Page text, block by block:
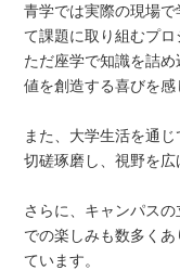
青学では実際の現場
て課題に取り組むプロ
ただ座学で知識を詰
値を創造する喜びを感
また、大学生活を通
切磋琢磨し、視野を広
さらに、キャンパス
での楽しみも数多く
ています。